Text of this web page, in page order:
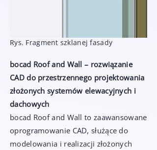
Rys. Fragment szklanej fasady
bocad Roof and Wall – rozwiązanie
CAD do przestrzennego projektowania
złożonych systemów elewacyjnych i
dachowych
bocad Roof and Wall to zaawansowane
oprogramowanie CAD, służące do
modelowania i realizacji złożonych